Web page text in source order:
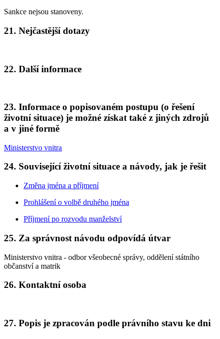
Sankce nejsou stanoveny.
21. Nejčastější dotazy
22. Další informace
23. Informace o popisovaném postupu (o řešení
životní situace) je možné získat také z jiných zdrojů
a v jiné formě
Ministerstvo vnitra
24. Související životní situace a návody, jak je řešit
Změna jména a příjmení
Prohlášení o volbě druhého jména
Příjmení po rozvodu manželství
25. Za správnost návodu odpovídá útvar
Ministerstvo vnitra - odbor všeobecné správy, oddělení státního
občanství a matrik
26. Kontaktní osoba
27. Popis je zpracován podle právního stavu ke dni